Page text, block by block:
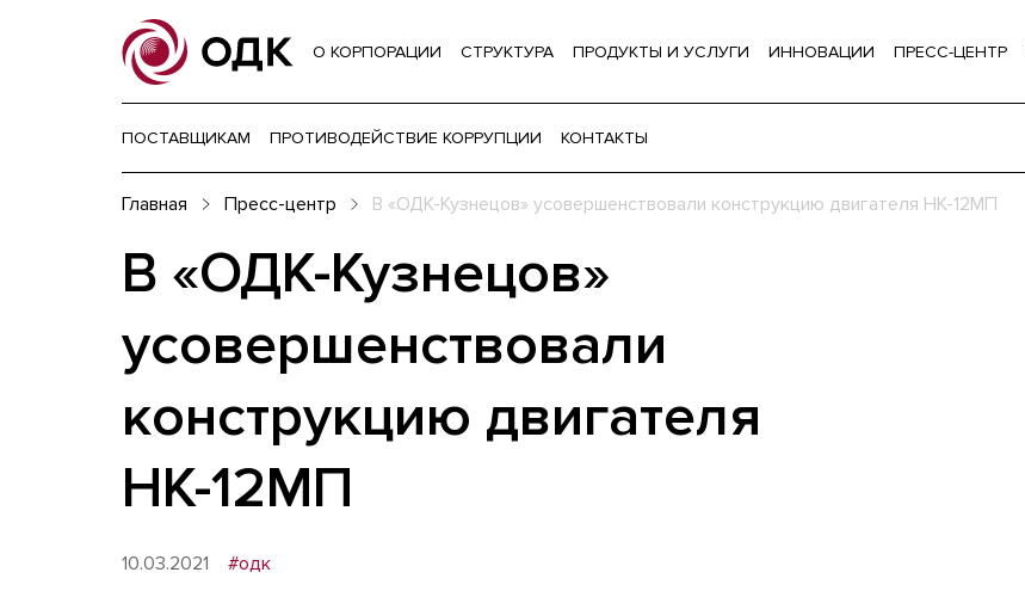
О КОРПОРАЦИИ СТРУКТУРА ПРОДУКТЫ И УСЛУГИ ИННОВАЦИИ ПРЕСС-ЦЕНТР
ПОСТАВЩИКАМ ПРОТИВОДЕЙСТВИЕ КОРРУПЦИИ КОНТАКТЫ
Главная Пресс-центр В «ОДК-Кузнецов» усовершенствовали конструкцию двигателя НК-12МП
В «ОДК-Кузнецов»
усовершенствовали
конструкцию двигателя
НК-12МП
10.03.2021 #одк